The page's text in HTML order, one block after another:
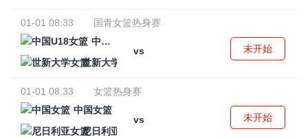
01-01 08:33
国青女篮热身赛
中国U18女篮
vs
世新大学女篮
未开始
01-01 08:33
女篮热身赛
中国女篮
vs
尼日利亚女篮
未开始